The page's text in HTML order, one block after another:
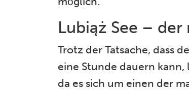
Lubiąż See – der
Trotz der Tatsache, dass
eine Stunde dauern kann,
da es sich um einen der